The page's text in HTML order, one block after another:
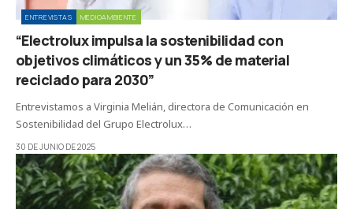
ENTREVISTAS MEDIOAMBIENTE
“Electrolux impulsa la sostenibilidad con
objetivos climáticos y un 35% de material
reciclado para 2030”
Entrevistamos a Virginia Melián, directora de Comunicación en
Sostenibilidad del Grupo Electrolux…
30 DE JUNIO DE 2025